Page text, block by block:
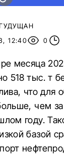
12:40
0
месяца
518 тыс. т
что для
чем
году.
базой